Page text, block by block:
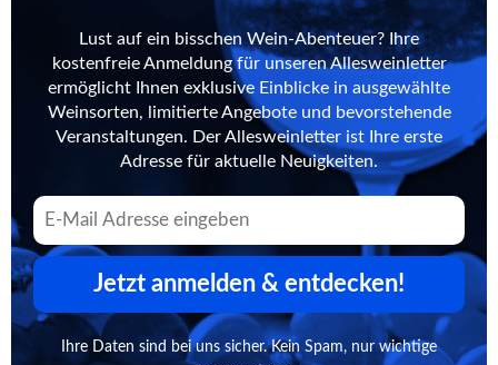
Lust auf ein bisschen Wein-Abenteuer? Ihre
kostenfreie Anmeldung für unseren Allesweinletter
ermöglicht Ihnen exklusive Einblicke in ausgewählte
Weinsorten, limitierte Angebote und bevorstehende
Veranstaltungen. Der Allesweinletter ist Ihre erste
Adresse für aktuelle Neuigkeiten.
Jetzt anmelden & entdecken!
Ihre Daten sind bei uns sicher. Kein Spam, nur wichtige